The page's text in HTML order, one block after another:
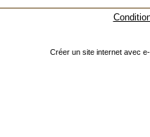
Créer un site internet avec